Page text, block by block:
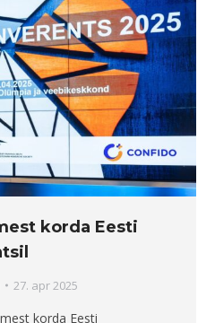
korda Eesti
27. apr 2025
korda Eesti